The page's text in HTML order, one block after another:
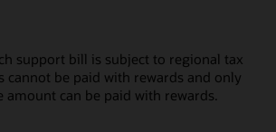
support bill is subject to regional tax
cannot be paid with rewards and only
amount can be paid with rewards.